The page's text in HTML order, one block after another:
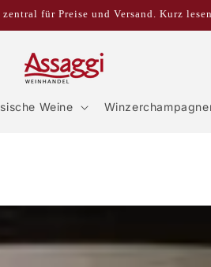
für Preise und Versand. Kurz
Weine